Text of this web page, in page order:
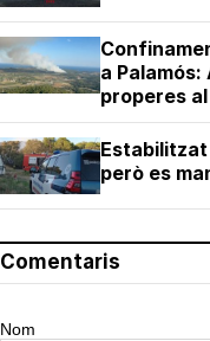
a
properes
però es
Comentaris
Nom